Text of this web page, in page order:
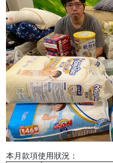
本月款項使用狀況：